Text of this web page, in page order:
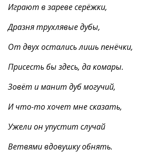
Играют в зареве серёжки,
Дразня трухлявые дубы,
От двух остались лишь пенёчки,
Присесть бы здесь, да комары.
Зовёт и манит дуб могучий,
И что-то хочет мне сказать,
Ужели он упустит случай
Ветвями вдовушку обнять.